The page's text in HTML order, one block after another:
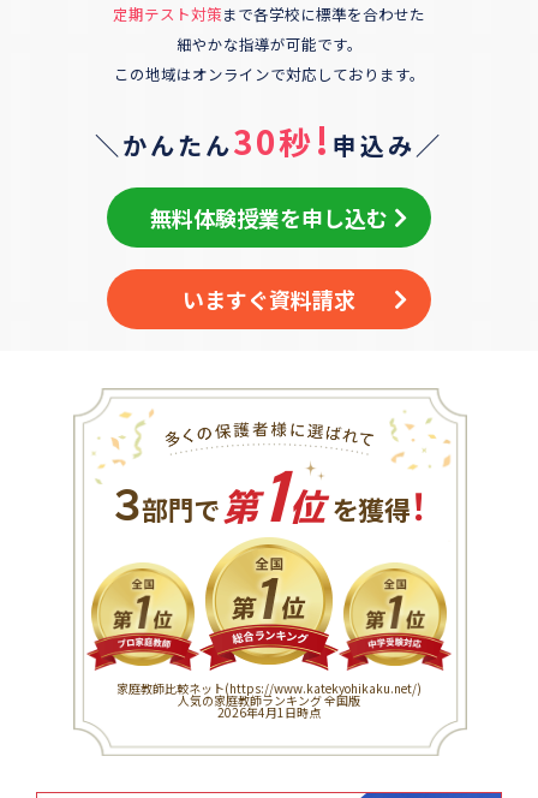
定期テスト対策まで各学校に標準を合わせた
細やかな指導が可能です。
この地域はオンラインで対応しております。
＼かんたん30秒! 申込み／
無料体験授業を申し込む
いますぐ資料請求
３部門で 第1位を獲得！
家庭教師比較ネット(https://www.katekyohikaku.net/)
人気の家庭教師ランキング 全国版
2026年4月1日時点